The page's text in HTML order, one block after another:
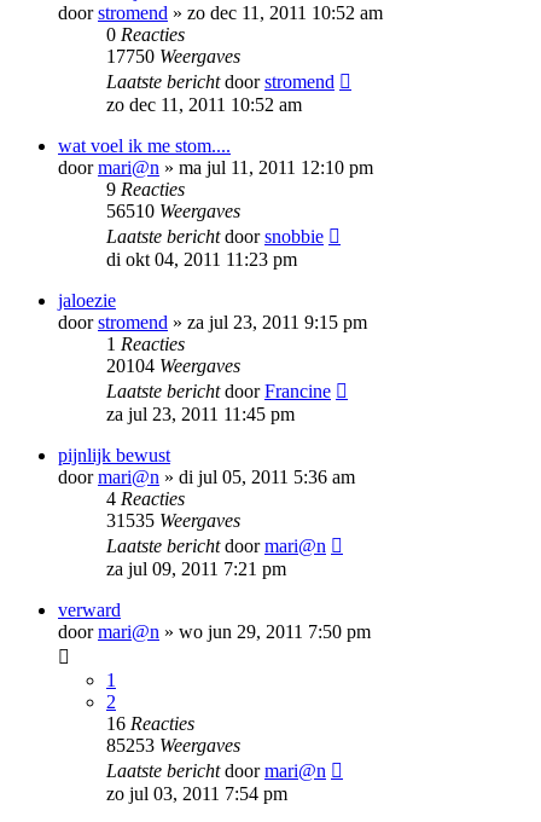
doorstromend » zo dec 11, 2011 10:52 am
0 Reacties
17750 Weergaves
Laatste berichtdoorstromend
zo dec 11, 2011 10:52 am
wat voel ik me stom....
doormari@n » ma jul 11, 2011 12:10 pm
9 Reacties
56510 Weergaves
Laatste berichtdoorsnobbie
di okt 04, 2011 11:23 pm
jaloezie
doorstromend » za jul 23, 2011 9:15 pm
1 Reacties
20104 Weergaves
Laatste berichtdoorFrancine
za jul 23, 2011 11:45 pm
pijnlijk bewust
doormari@n » di jul 05, 2011 5:36 am
4 Reacties
31535 Weergaves
Laatste berichtdoormari@n
za jul 09, 2011 7:21 pm
verward
doormari@n » wo jun 29, 2011 7:50 pm
1
2
16 Reacties
85253 Weergaves
Laatste berichtdoormari@n
zo jul 03, 2011 7:54 pm